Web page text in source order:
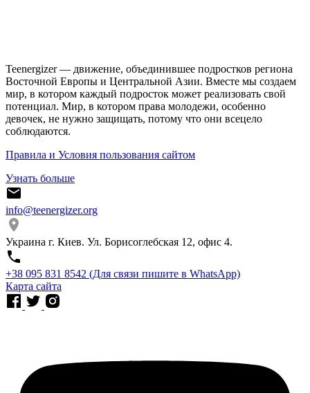
Teenergizer — движение, объединившее подростков региона
Восточной Европы и Центральной Азии. Вместе мы создаем
мир, в котором каждый подросток может реализовать свой
потенциал. Мир, в котором права молодежи, особенно
девочек, не нужно защищать, потому что они всецело
соблюдаются.
Правила и Условия пользования сайтом
Узнать больше
info@teenergizer.org
Украина г. Киев. Ул. Борисоглебская 12, офис 4.
⁨+38 095 831 8542⁩ (Для связи пишите в WhatsApp)
Карта сайта